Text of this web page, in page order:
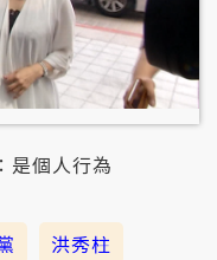
是個人行為
洪秀柱